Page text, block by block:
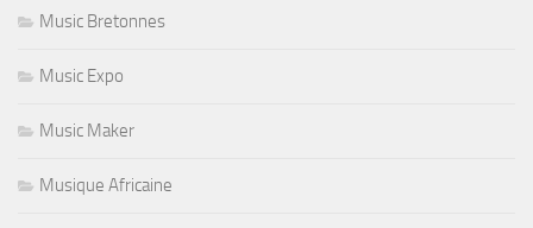
Music Bretonnes
Music Expo
Music Maker
Musique Africaine